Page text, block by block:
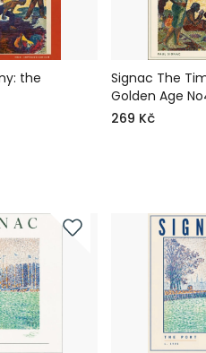
the
Signac The
Golden Age
269 Kč